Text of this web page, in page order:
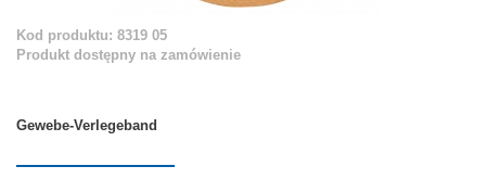
Kod produktu: 8319 05
Produkt dostępny na zamówienie
Gewebe-Verlegeband